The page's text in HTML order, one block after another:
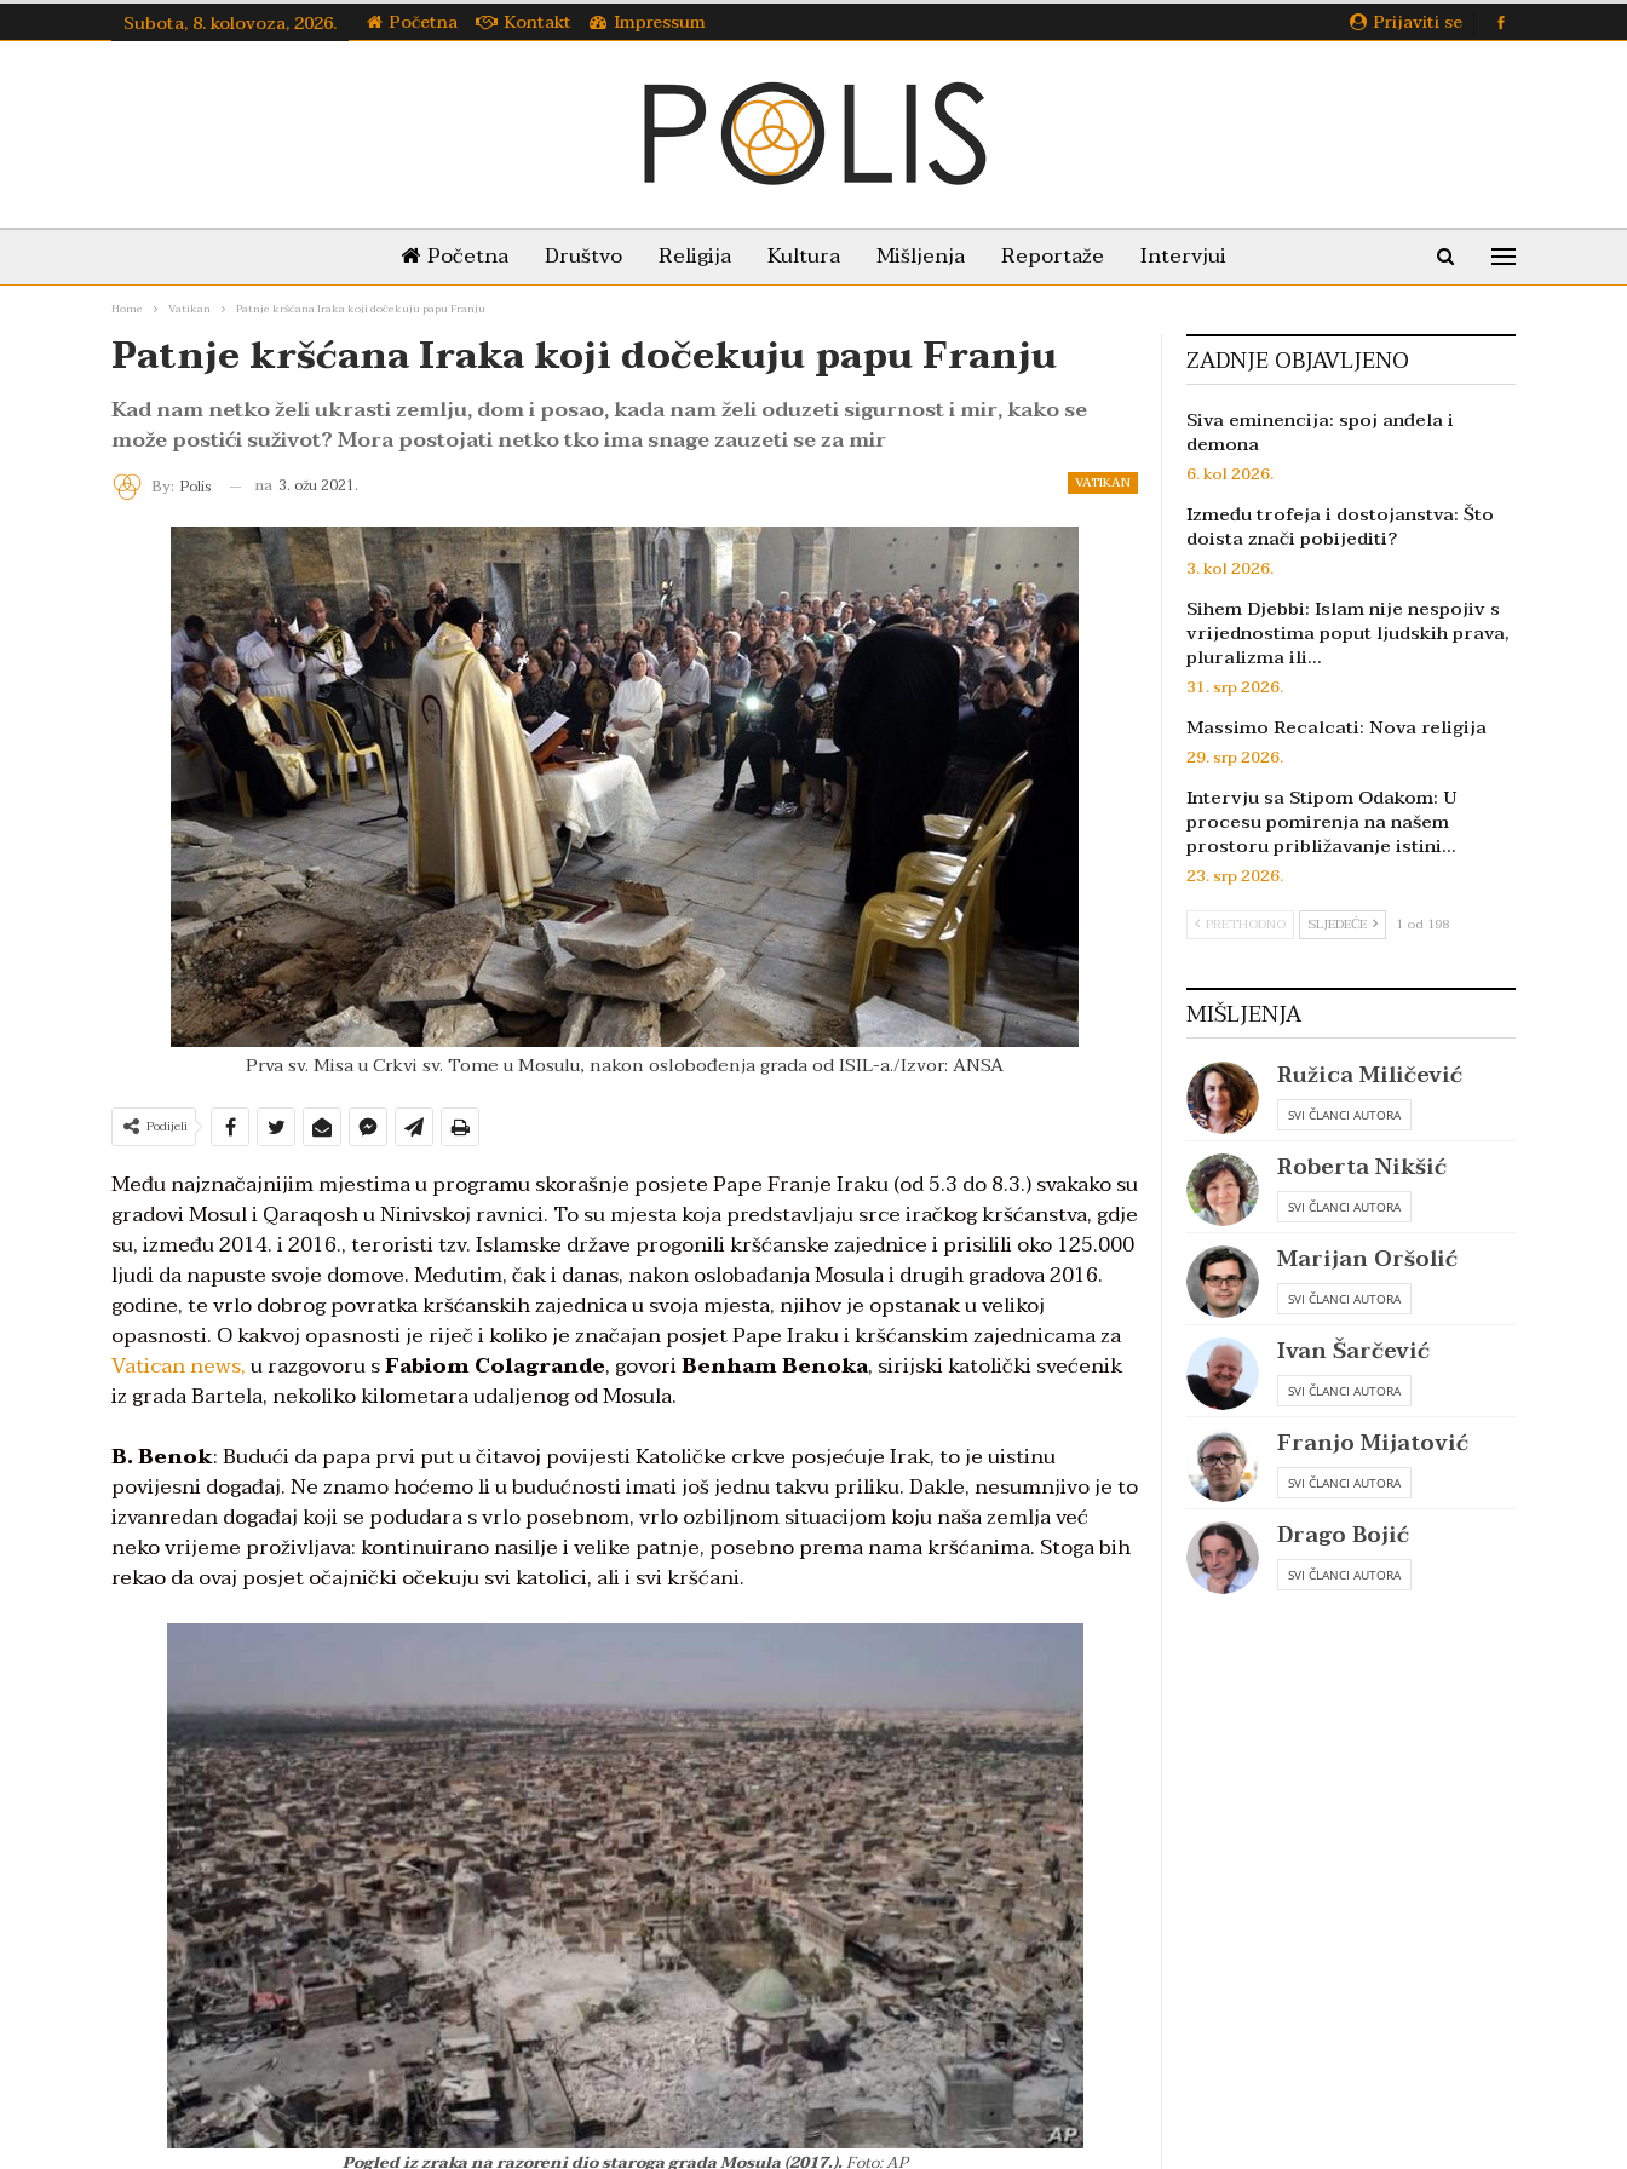
Prijaviti se
Subota, 8. kolovoza, 2026. Početna Kontakt Impressum
Početna Društvo Religija Kultura Mišljenja Reportaže Intervjui
Home Vatikan Patnje kršćana Iraka koji dočekuju papu Franju
Patnje kršćana Iraka koji dočekuju papu Franju
Kad nam netko želi ukrasti zemlju, dom i posao, kada nam želi oduzeti sigurnost i mir, kako se
može postići suživot? Mora postojati netko tko ima snage zauzeti se za mir
VATIKAN
By: Polis na 3. ožu 2021.
Prva sv. Misa u Crkvi sv. Tome u Mosulu, nakon oslobođenja grada od ISIL-a./Izvor: ANSA
Podijeli
Među najznačajnijim mjestima u programu skorašnje posjete Pape Franje Iraku (od 5.3 do 8.3.) svakako su
gradovi Mosul i Qaraqosh u Ninivskoj ravnici. To su mjesta koja predstavljaju srce iračkog kršćanstva, gdje
su, između 2014. i 2016., teroristi tzv. Islamske države progonili kršćanske zajednice i prisilili oko 125.000
ljudi da napuste svoje domove. Međutim, čak i danas, nakon oslobađanja Mosula i drugih gradova 2016.
godine, te vrlo dobrog povratka kršćanskih zajednica u svoja mjesta, njihov je opstanak u velikoj
opasnosti. O kakvoj opasnosti je riječ i koliko je značajan posjet Pape Iraku i kršćanskim zajednicama za
Vatican news,u razgovoru sFabiom Colagrande, govoriBenham Benoka, sirijski katolički svećenik
iz grada Bartela, nekoliko kilometara udaljenog od Mosula.
B. Benok: Budući da papa prvi put u čitavoj povijesti Katoličke crkve posjećuje Irak, to je uistinu
povijesni događaj. Ne znamo hoćemo li u budućnosti imati još jednu takvu priliku. Dakle, nesumnjivo je to
izvanredan događaj koji se podudara s vrlo posebnom, vrlo ozbiljnom situacijom koju naša zemlja već
neko vrijeme proživljava: kontinuirano nasilje i velike patnje, posebno prema nama kršćanima. Stoga bih
rekao da ovaj posjet očajnički očekuju svi katolici, ali i svi kršćani.
Pogled iz zraka na razoreni dio staroga grada Mosula (2017.).Foto: AP
ZADNJE OBJAVLJENO
Siva eminencija: spoj anđela i
demona
6. kol 2026.
Između trofeja i dostojanstva: Što
doista znači pobijediti?
3. kol 2026.
Sihem Djebbi: Islam nije nespojiv s
vrijednostima poput ljudskih prava,
pluralizma ili…
31. srp 2026.
Massimo Recalcati: Nova religija
29. srp 2026.
Intervju sa Stipom Odakom: U
procesu pomirenja na našem
prostoru približavanje istini…
23. srp 2026.
PRETHODNO SLJEDEĆE 1 od 198
MIŠLJENJA
Ružica Miličević
SVI ČLANCI AUTORA
Roberta Nikšić
SVI ČLANCI AUTORA
Marijan Oršolić
SVI ČLANCI AUTORA
Ivan Šarčević
SVI ČLANCI AUTORA
Franjo Mijatović
SVI ČLANCI AUTORA
Drago Bojić
SVI ČLANCI AUTORA